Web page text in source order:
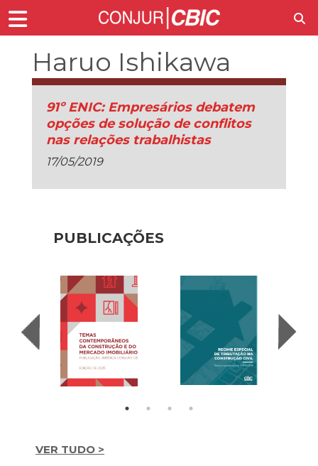
Haruo Ishikawa
91º ENIC: Empresários debatem
opções de solução de conflitos
nas relações trabalhistas
17/05/2019
PUBLICAÇÕES
VER TUDO >